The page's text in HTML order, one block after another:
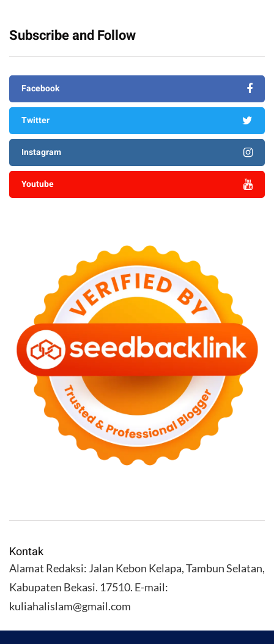
Subscribe and Follow
Facebook
Twitter
Instagram
Youtube
Kontak
Alamat Redaksi: Jalan Kebon Kelapa, Tambun Selatan,
Kabupaten Bekasi. 17510. E-mail:
kuliahalislam@gmail.com